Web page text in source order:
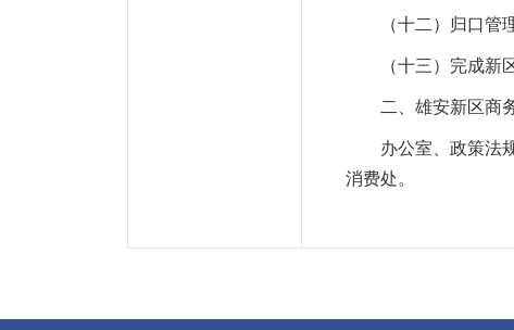
（十二）归口管理
（十三）完成新区
二、雄安新区商务
办公室、政策法规
消费处。